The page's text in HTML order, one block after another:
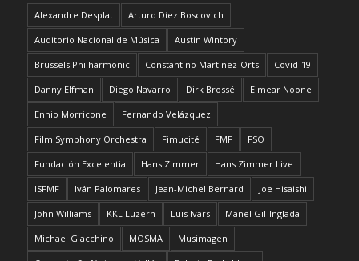
Alexandre Desplat Arturo Díez Boscovich
Auditorio Nacional de Música Austin Wintory
Brussels Philharmonic Constantino Martínez-Orts Covid-19
Danny Elfman Diego Navarro Dirk Brossé Eimear Noone
Ennio Morricone Fernando Velázquez
Film Symphony Orchestra Fimucité FMF FSO
Fundación Excelentia Hans Zimmer Hans Zimmer Live
ISFMF Iván Palomares Jean-Michel Bernard Joe Hisaishi
John Williams KKL Luzern Luis Ivars Manel Gil-Inglada
Michael Giacchino MOSMA Musimagen